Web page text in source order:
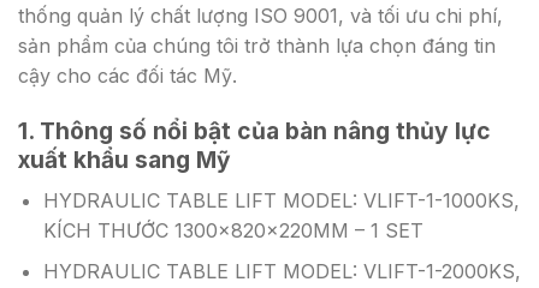
thống quản lý chất lượng ISO 9001, và tối ưu chi phí,
sản phẩm của chúng tôi trở thành lựa chọn đáng tin
cậy cho các đối tác Mỹ.
1. Thông số nổi bật của bàn nâng thủy lực
xuất khẩu sang Mỹ
HYDRAULIC TABLE LIFT MODEL: VLIFT-1-1000KS,
KÍCH THƯỚC 1300x820x220MM – 1 SET
HYDRAULIC TABLE LIFT MODEL: VLIFT-1-2000KS,